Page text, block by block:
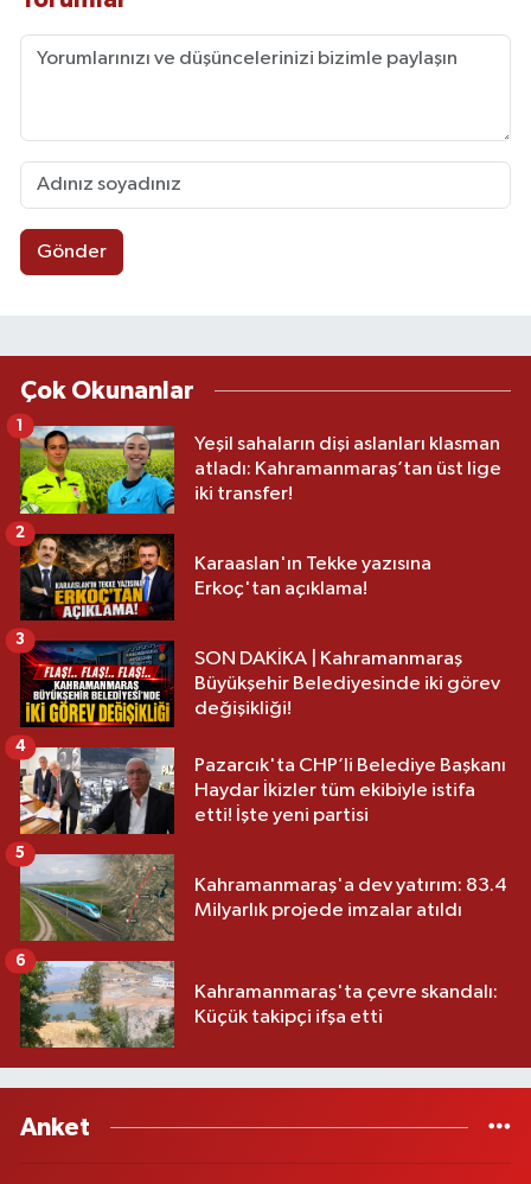
Gönder
Çok Okunanlar
Yeşil sahaların dişi aslanları klasman
atladı: Kahramanmaraş’tan üst lige
iki transfer!
1
Karaaslan'ın Tekke yazısına
Erkoç'tan açıklama!
2
SON DAKİKA | Kahramanmaraş
Büyükşehir Belediyesinde iki görev
değişikliği!
3
Pazarcık'ta CHP’li Belediye Başkanı
Haydar İkizler tüm ekibiyle istifa
etti! İşte yeni partisi
4
Kahramanmaraş'a dev yatırım: 83.4
Milyarlık projede imzalar atıldı
5
Kahramanmaraş'ta çevre skandalı:
Küçük takipçi ifşa etti
6
Anket